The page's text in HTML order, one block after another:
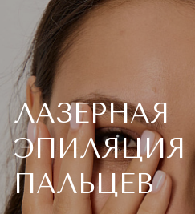
ЛАЗЕРНАЯ
ЭПИЛЯЦИЯ
ПАЛЬЦЕВ